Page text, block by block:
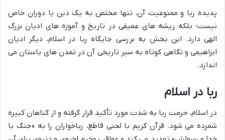
پدیده ربا و ممنوعیت آن، تنها مختص به یک دین یا دوران خاص
نیست؛ بلکه ریشه های عمیقی در تاریخ و آموزه های ادیان بزرگ
الهی دارد. این بخش به بررسی جایگاه ربا در اسلام، دیگر ادیان
ابراهیمی و نگاهی کوتاه به سیر تاریخی آن در تمدن های باستان می
اندازد.
ربا در اسلام
در اسلام، حرمت ربا به شدت مورد تأکید قرار گرفته و از گناهان کبیره
شمرده می شود. قرآن کریم با لحنی قاطع، رباخواران را به «جنگ با